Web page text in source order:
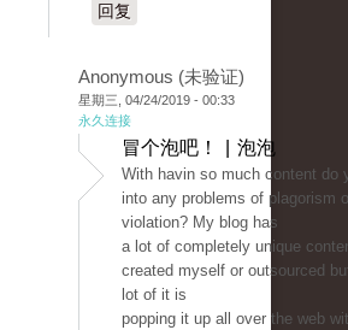
回复
Anonymous (未验证)
星期三, 04/24/2019 - 00:33
永久连接
冒个泡吧！ | 泡泡
With havin so much content do
into any problems of plagorism
violation? My blog has
a lot of completely unique
created myself or outsourced
lot of it is
popping it up all over the web